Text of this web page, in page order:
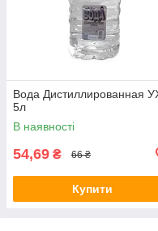
Вода Дистиллированная
5л
В наявності
54,69 ₴ 66 ₴
Купити